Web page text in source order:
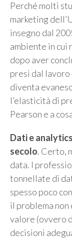
Perché molti
marketing
insegno dal
ambiente in cui
dopo aver
presi dal lavoro
diventa
l’elasticità di
Pearson e a
Dati e
secolo. Certo,
data. I
tonnellate di
spesso poco
il problema non
valore (ovvero
decisioni